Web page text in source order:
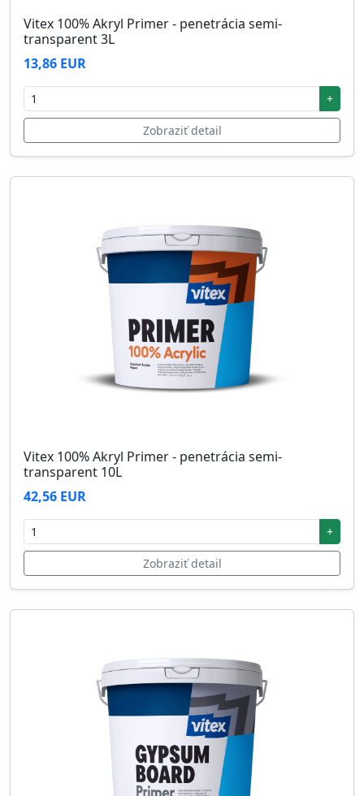
Vitex 100% Akryl Primer - penetrácia semi-
transparent 3L
13,86 EUR
+
Zobraziť detail
Vitex 100% Akryl Primer - penetrácia semi-
transparent 10L
42,56 EUR
+
Zobraziť detail